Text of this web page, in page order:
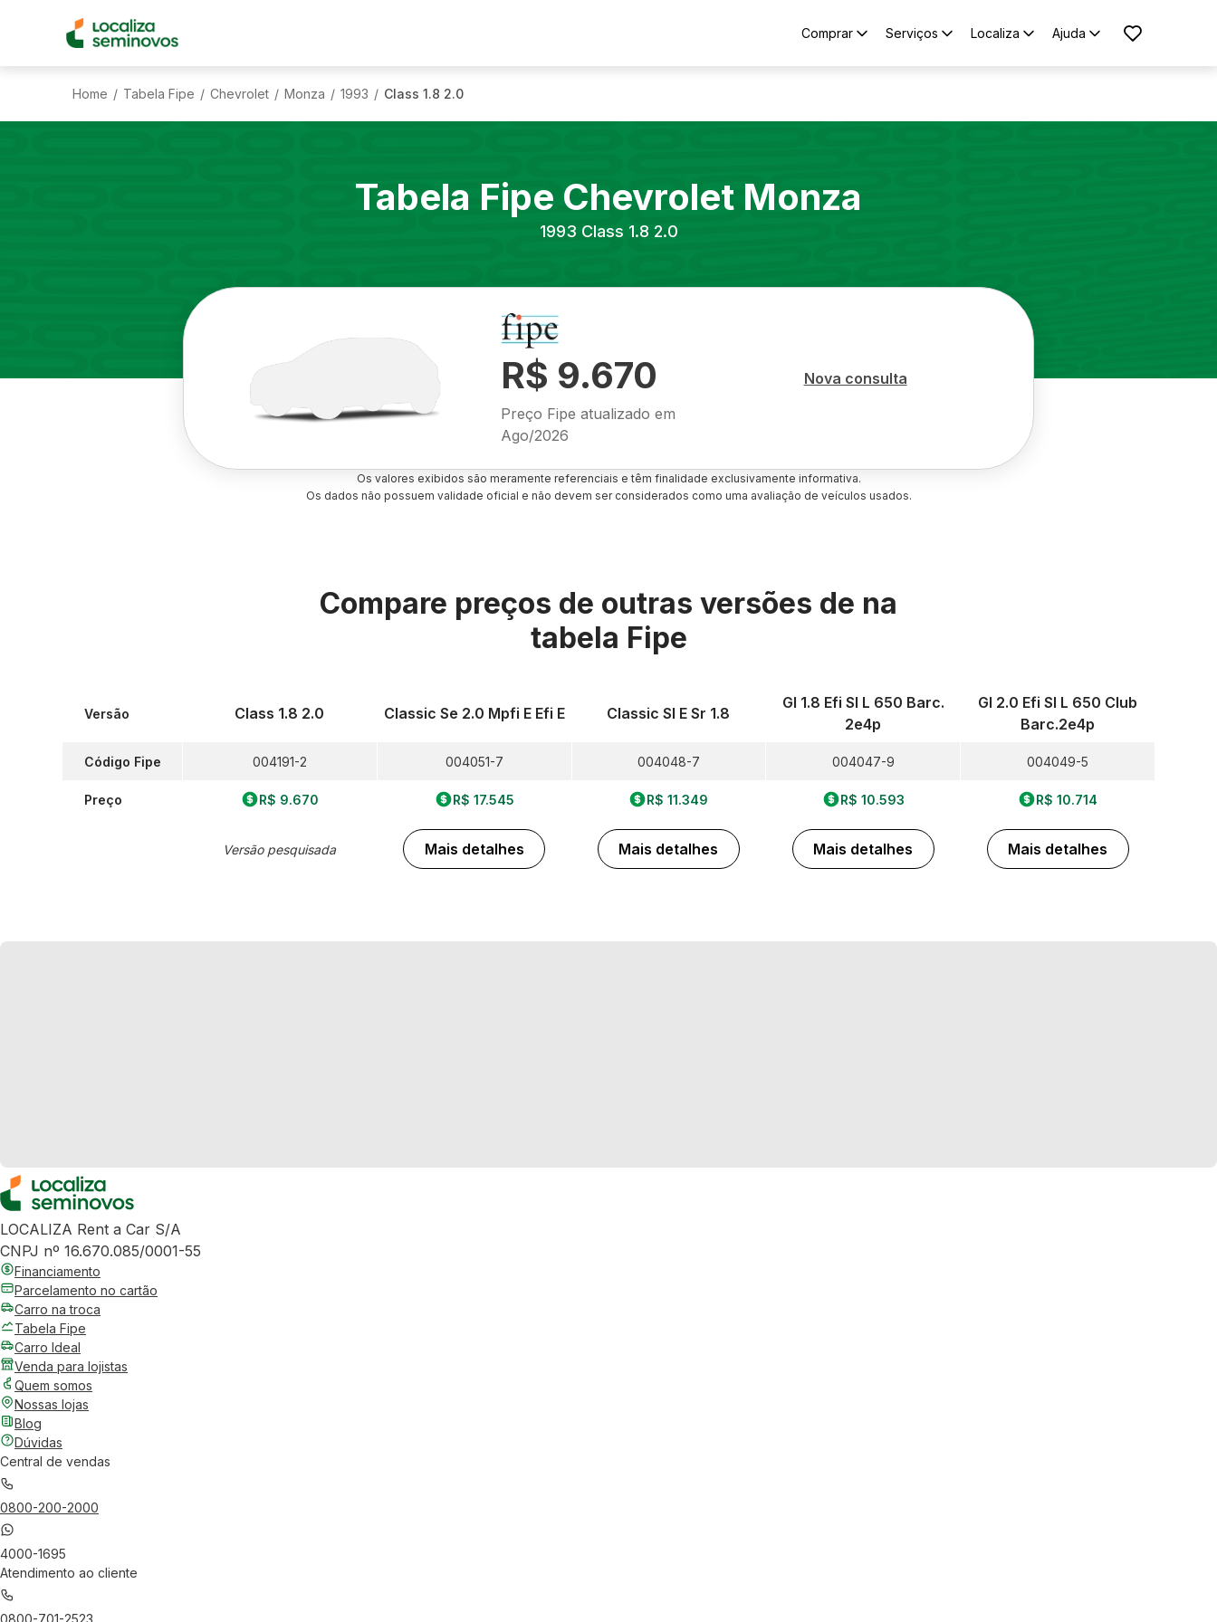
Comprar Serviços Localiza Ajuda
Home / Tabela Fipe / Chevrolet / Monza / 1993 / Class 1.8 2.0
Tabela Fipe Chevrolet Monza
1993 Class 1.8 2.0
R$ 9.670
Preço Fipe atualizado em
Ago/2026
Nova consulta
Os valores exibidos são meramente referenciais e têm finalidade exclusivamente informativa.
Os dados não possuem validade oficial e não devem ser considerados como uma avaliação de veículos usados.
Compare preços de outras versões de na
tabela Fipe
Versão
Código Fipe
Preço
Class 1.8 2.0
004191-2
R$ 9.670
Versão pesquisada
Classic Se 2.0 Mpfi E Efi E
004051-7
R$ 17.545
Mais detalhes
Classic Sl E Sr 1.8
004048-7
R$ 11.349
Mais detalhes
Gl 1.8 Efi Sl L 650 Barc.
2e4p
004047-9
R$ 10.593
Mais detalhes
Gl 2.0 Efi Sl L 650 Club
Barc.2e4p
004049-5
R$ 10.714
Mais detalhes
LOCALIZA Rent a Car S/A
CNPJ nº 16.670.085/0001-55
Financiamento
Parcelamento no cartão
Carro na troca
Tabela Fipe
Carro Ideal
Venda para lojistas
Quem somos
Nossas lojas
Blog
Dúvidas
Central de vendas
0800-200-2000
4000-1695
Atendimento ao cliente
0800-701-2523